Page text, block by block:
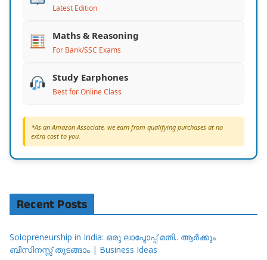
Latest Edition
Maths & Reasoning
For Bank/SSC Exams
Study Earphones
Best for Online Class
*As an Amazon Associate, we earn from qualifying purchases at no
extra cost to you.
Recent Posts
Solopreneurship in India: ഒരു ലാപ്ടോപ്പ് മതി.. ആർക്കും
ബിസിനസ്സ് തുടങ്ങാം | Business Ideas